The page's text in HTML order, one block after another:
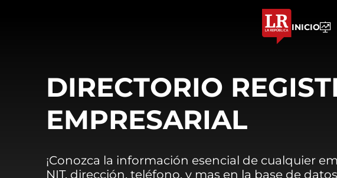
INICIO
DIRECTORIO
EMPRESARIAL
¡Conozca la información esencial de cualquier
NIT, dirección, teléfono, y mas en la base de